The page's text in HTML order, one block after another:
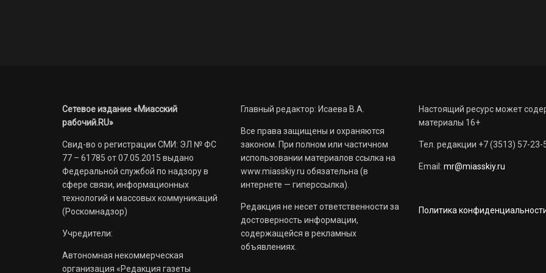
Сетевое издание «Миасский
рабочий.RU»
Свид-во о регистрации СМИ: ЭЛ № ФС
77 – 61785 от 07.05.2015 выдано
Федеральной службой по надзору в
сфере связи, информационных
технологий и массовых коммуникаций
(Роскомнадзор)
Учредители:
Автономная некоммерческая
организация «Редакция газеты
Главный редактор: Исаева В.А.
Все права защищены и охраняются
законом. При полном или частичном
использовании материалов ссылка на
www.miasskiy.ru обязательна (в
интернете — гиперссылка).
Редакция не несет ответственности за
достоверность информации,
содержащейся в рекламных
объявлениях.
Настоящий ресурс может
материалы 16+
Тел. редакции +7 (3513) 57-23-
Email: mr@miasskiy.ru
Политика